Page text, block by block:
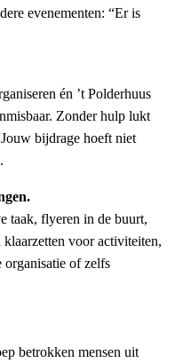
evenementen: “Er is
én ’t Polderhuus
Zonder hulp lukt
bijdrage hoeft niet
taak, flyeren in de buurt,
voor activiteiten,
organisatie of zelfs
betrokken mensen uit